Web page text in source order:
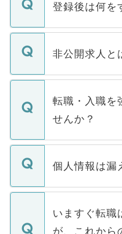
登録後は何を
ご登録いただき
登録内容を確
ます。通常、5
いただきます
非公開求人と
マイナビ
うち約3割は、
けない「非公
下記の理由に
ません。
■応募殺到を避
関を公にしてし
に、医療機関
転職・入職を
せんか？
転職・入職を強
ん。また、仮
定を承諾する必
の辞退の連絡
個人情報は漏
個人情報が漏え
で、ご安心く
などで収集し
いますぐ転職
が、これから